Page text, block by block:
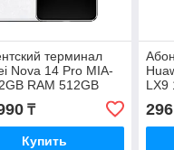
терминал
Nova 14 Pro MIA-
RAM 512GB
₸
Купить
LX9